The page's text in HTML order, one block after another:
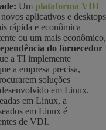
Um plataforma VDI
aplicativos e desktops
rápida e econômica
ou um mais econômico,
do fornecedor
a TI implemente
a empresa precisa,
soluções
em Linux.
em Linux, a
em Linux é
de VDI.